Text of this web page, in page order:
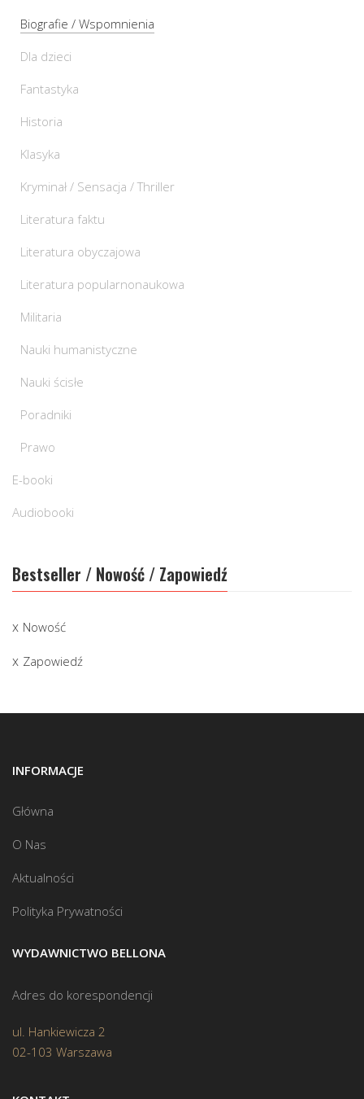
Biografie / Wspomnienia
Dla dzieci
Fantastyka
Historia
Klasyka
Kryminał / Sensacja / Thriller
Literatura faktu
Literatura obyczajowa
Literatura popularnonaukowa
Militaria
Nauki humanistyczne
Nauki ścisłe
Poradniki
Prawo
E-booki
Audiobooki
Bestseller / Nowość / Zapowiedź
Nowość
Zapowiedź
INFORMACJE
Główna
O Nas
Aktualności
Polityka Prywatności
WYDAWNICTWO BELLONA
Adres do korespondencji
ul. Hankiewicza 2
02-103 Warszawa